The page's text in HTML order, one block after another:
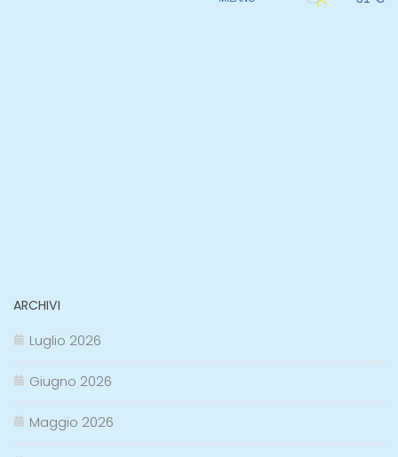
ARCHIVI
Luglio 2026
Giugno 2026
Maggio 2026